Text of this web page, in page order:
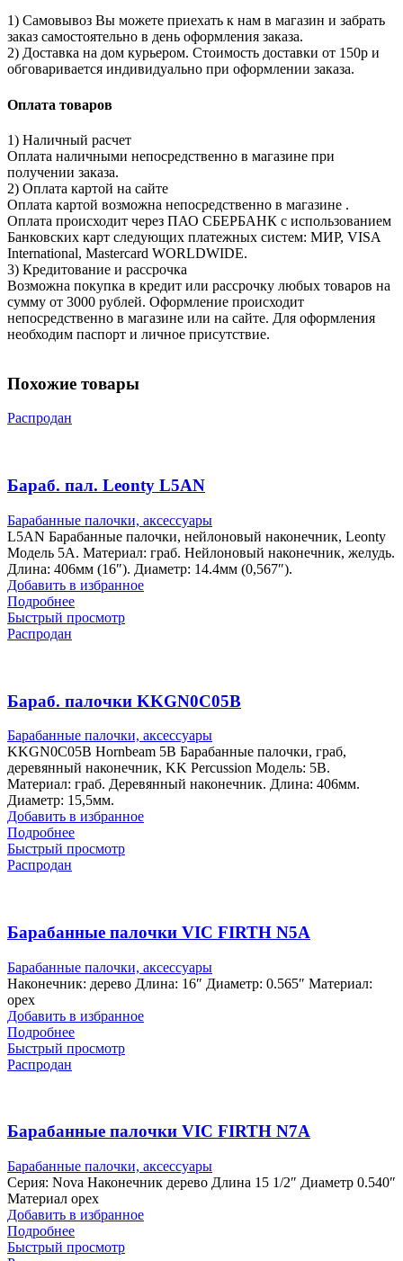
1) Самовывоз Вы можете приехать к нам в магазин и забрать
заказ самостоятельно в день оформления заказа.
2) Доставка на дом курьером. Стоимость доставки от 150р и
обговаривается индивидуально при оформлении заказа.
Оплата товаров
1) Наличный расчет
Оплата наличными непосредственно в магазине при
получении заказа.
2) Оплата картой на сайте
Оплата картой возможна непосредственно в магазине .
Оплата происходит через ПАО СБЕРБАНК с использованием
Банковских карт следующих платежных систем: МИР, VISA
International, Mastercard WORLDWIDE.
3) Кредитование и рассрочка
Возможна покупка в кредит или рассрочку любых товаров на
сумму от 3000 рублей. Оформление происходит
непосредственно в магазине или на сайте. Для оформления
необходим паспорт и личное присутствие.
Похожие товары
Распродан
Бараб. пал. Leonty L5AN
Барабанные палочки, аксессуары
L5AN Барабанные палочки, нейлоновый наконечник, Leonty
Модель 5A. Материал: граб. Нейлоновый наконечник, желудь.
Длина: 406мм (16″). Диаметр: 14.4мм (0,567″).
Добавить в избранное
Подробнее
Быстрый просмотр
Распродан
Бараб. палочки KKGN0C05B
Барабанные палочки, аксессуары
KKGN0C05B Hornbeam 5B Барабанные палочки, граб,
деревянный наконечник, KK Percussion Модель: 5B.
Материал: граб. Деревянный наконечник. Длина: 406мм.
Диаметр: 15,5мм.
Добавить в избранное
Подробнее
Быстрый просмотр
Распродан
Барабанные палочки VIC FIRTH N5A
Барабанные палочки, аксессуары
Наконечник: дерево Длина: 16″ Диаметр: 0.565″ Материал:
орех
Добавить в избранное
Подробнее
Быстрый просмотр
Распродан
Барабанные палочки VIC FIRTH N7A
Барабанные палочки, аксессуары
Серия: Nova Наконечник дерево Длина 15 1/2″ Диаметр 0.540″
Материал орех
Добавить в избранное
Подробнее
Быстрый просмотр